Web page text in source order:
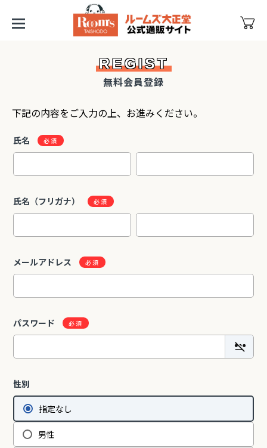
アームソファ
レザーテックス カウチソフ
ァ マウルス2 プライム
¥139,800
ル フルカバーリング 野田産
に最適！コンパクトで省スペース
タイプ勉強机特集
REGIST
無料会員登録
下記の内容をご入力の上、お進みください。
氏名
氏名（フリガナ）
メールアドレス
パスワード
性別
指定なし
男性